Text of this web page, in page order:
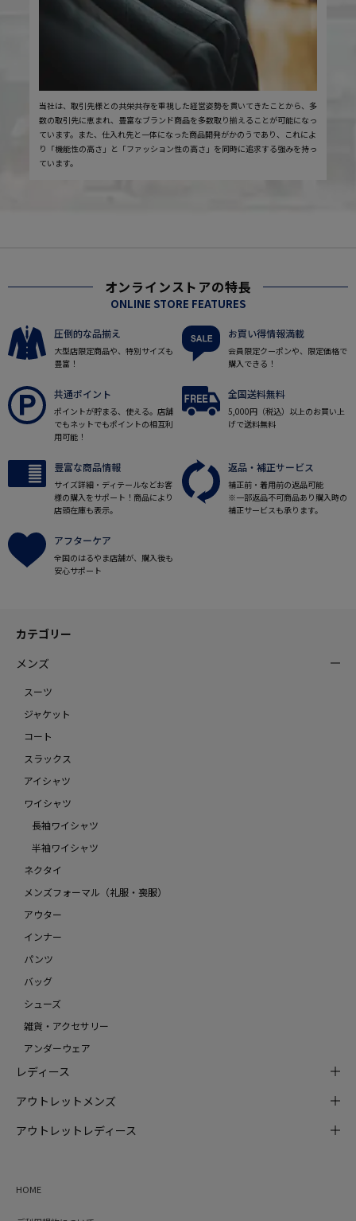
当社は、取引先様との共栄共存を重視した経営姿勢を貫いてきたことから、多
数の取引先に恵まれ、豊富なブランド商品を多数取り揃えることが可能になっ
ています。また、仕入れ先と一体になった商品開発がかのうであり、これによ
り「機能性の高さ」と「ファッション性の高さ」を同時に追求する強みを持っ
ています。
オンラインストアの特長
ONLINE STORE FEATURES
圧倒的な品揃え
大型店限定商品や、特別サイズも
豊富！
お買い得情報満載
会員限定クーポンや、限定価格で
購入できる！
共通ポイント
ポイントが貯まる、使える。店舗
でもネットでもポイントの相互利
用可能！
全国送料無料
5,000円（税込）以上のお買い上
げで送料無料
豊富な商品情報
サイズ詳細・ディテールなどお客
様の購入をサポート！商品により
店頭在庫も表示。
返品・補正サービス
補正前・着用前の返品可能
※一部返品不可商品あり購入時の
補正サービスも承ります。
アフターケア
全国のはるやま店舗が、購入後も
安心サポート
カテゴリー
メンズ
スーツ
ジャケット
コート
スラックス
アイシャツ
ワイシャツ
長袖ワイシャツ
半袖ワイシャツ
ネクタイ
メンズフォーマル（礼服・喪服）
アウター
インナー
パンツ
バッグ
シューズ
雑貨・アクセサリー
アンダーウェア
レディース
アウトレットメンズ
アウトレットレディース
HOME